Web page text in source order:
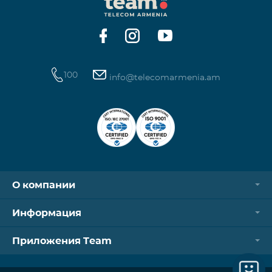
Контроллер Aqara Hub M3 Освещение — 3 зоны
100 info@telecomarmenia.am
О компании
Информация
Приложения Team